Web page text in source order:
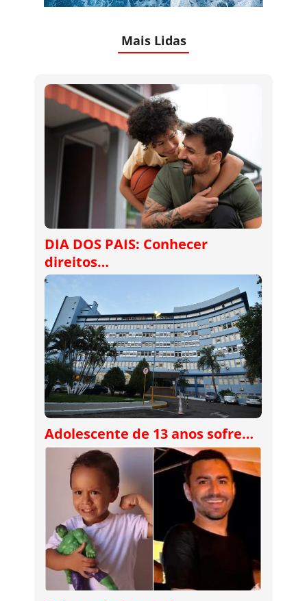
Mais Lidas
DIA DOS PAIS: Conhecer
direitos…
Adolescente de 13 anos sofre…